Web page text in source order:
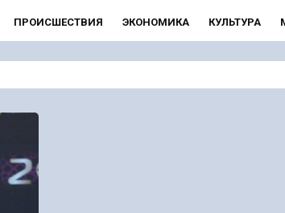
ПРОИСШЕСТВИЯ ЭКОНОМИКА КУЛЬТУРА